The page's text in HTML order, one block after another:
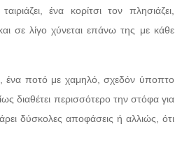
ένα κορίτσι τον πλησιάζει,
σε λίγο χύνεται επάνω της με κάθε
ένα ποτό με χαμηλό, σχεδόν ύποπτο
διαθέτει περισσότερο την στόφα για
δύσκολες αποφάσεις ή αλλιώς, ότι